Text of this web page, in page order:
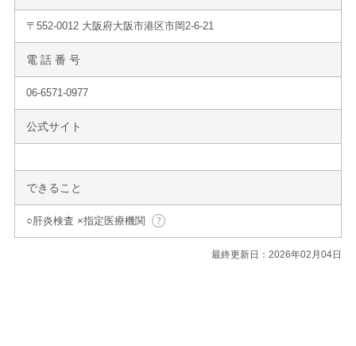
〒552-0012 大阪府大阪市港区市岡2-6-21
電 話 番 号
06-6571-0977
公式サイト
できること
○肝炎検査 ×指定医療機関
最終更新日：2026年02月04日